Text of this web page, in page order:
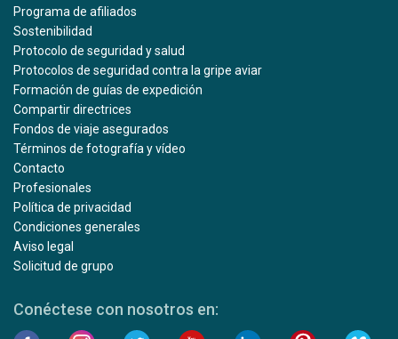
Programa de afiliados
Sostenibilidad
Protocolo de seguridad y salud
Protocolos de seguridad contra la gripe aviar
Formación de guías de expedición
Compartir directrices
Fondos de viaje asegurados
Términos de fotografía y vídeo
Contacto
Profesionales
Política de privacidad
Condiciones generales
Aviso legal
Solicitud de grupo
Conéctese con nosotros en: